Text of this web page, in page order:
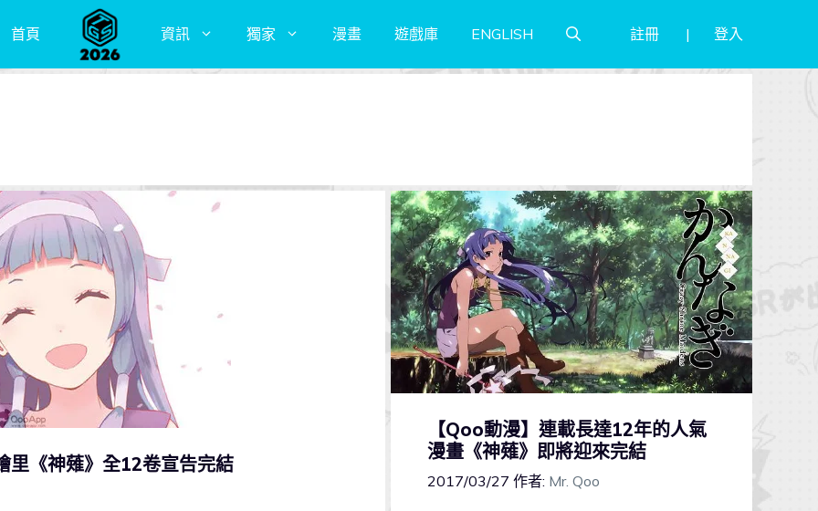
首頁 資訊 獨家 漫畫 遊戲庫 ENGLISH 註冊 登入
里《神薙》全12卷宣告完結
【Qoo動漫】連載長達12年的人氣
漫畫《神薙》即將迎來完結
2017/03/27 作者: Mr. Qoo